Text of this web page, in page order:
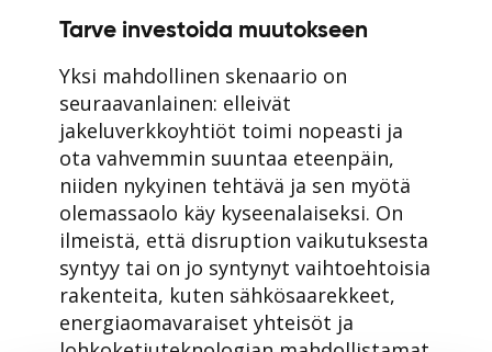
Tarve investoida muutokseen
Yksi mahdollinen skenaario on
seuraavanlainen: elleivät
jakeluverkkoyhtiöt toimi nopeasti ja
ota vahvemmin suuntaa eteenpäin,
niiden nykyinen tehtävä ja sen myötä
olemassaolo käy kyseenalaiseksi. On
ilmeistä, että disruption vaikutuksesta
syntyy tai on jo syntynyt vaihtoehtoisia
rakenteita, kuten sähkösaarekkeet,
energiaomavaraiset yhteisöt ja